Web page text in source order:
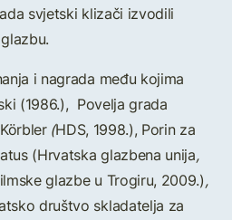
svjetski klizači izvodili
i nagrada među kojima
(1986.), Povelja grada
(HDS, 1998.), Porin za
(Hrvatska glazbena unija,
glazbe u Trogiru, 2009.),
društvo skladatelja za